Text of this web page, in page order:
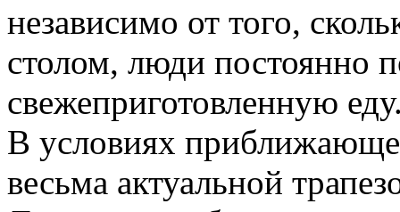
независимо от того,
столом, люди постоянно
свежеприготовленную
В условиях
весьма актуальной